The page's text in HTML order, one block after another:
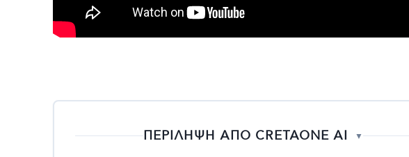
ΠΕΡΙΛΗΨΗ ΑΠΟ CRETAONE AI ▼